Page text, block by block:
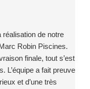
réalisation de notre
Robin Piscines.
finale, tout s’est
L’équipe a fait preuve
et d’une très